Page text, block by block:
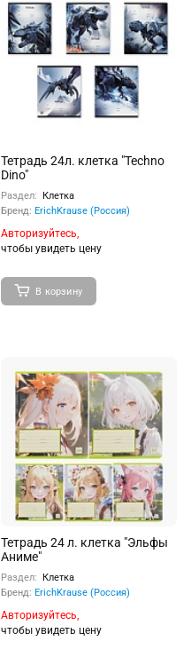
Тетрадь 24л. клетка "Techno
Dino"
Раздел:
Клетка
Бренд: ErichKrause (Россия)
Авторизуйтесь,
чтобы увидеть цену
В корзину
Тетрадь 24 л. клетка "Эльфы
Аниме"
Раздел:
Клетка
Бренд: ErichKrause (Россия)
Авторизуйтесь,
чтобы увидеть цену